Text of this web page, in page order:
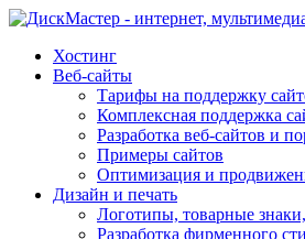
Хостинг
Веб-сайты
Тарифы на поддержку
Комплексная поддержка
Разработка веб-сайтов и
Примеры сайтов
Оптимизация и
Дизайн и печать
Логотипы, товарные
Разработка фирменного